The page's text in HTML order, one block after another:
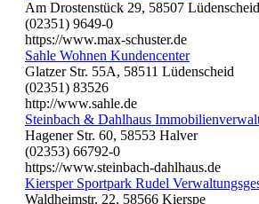
Am Drostenstück 29, 58507 Lüdenscheid
(02351) 9649-0
https://www.max-schuster.de
Sahle Wohnen Kundencenter
Glatzer Str. 55A, 58511 Lüdenscheid
(02351) 83526
http://www.sahle.de
Steinbach & Dahlhaus
Hagener Str. 60, 58553 Halver
(02353) 66792-0
https://www.steinbach-dahlhaus.de
Kiersper Sportpark Rudel
Waldheimstr. 22, 58566 Kierspe